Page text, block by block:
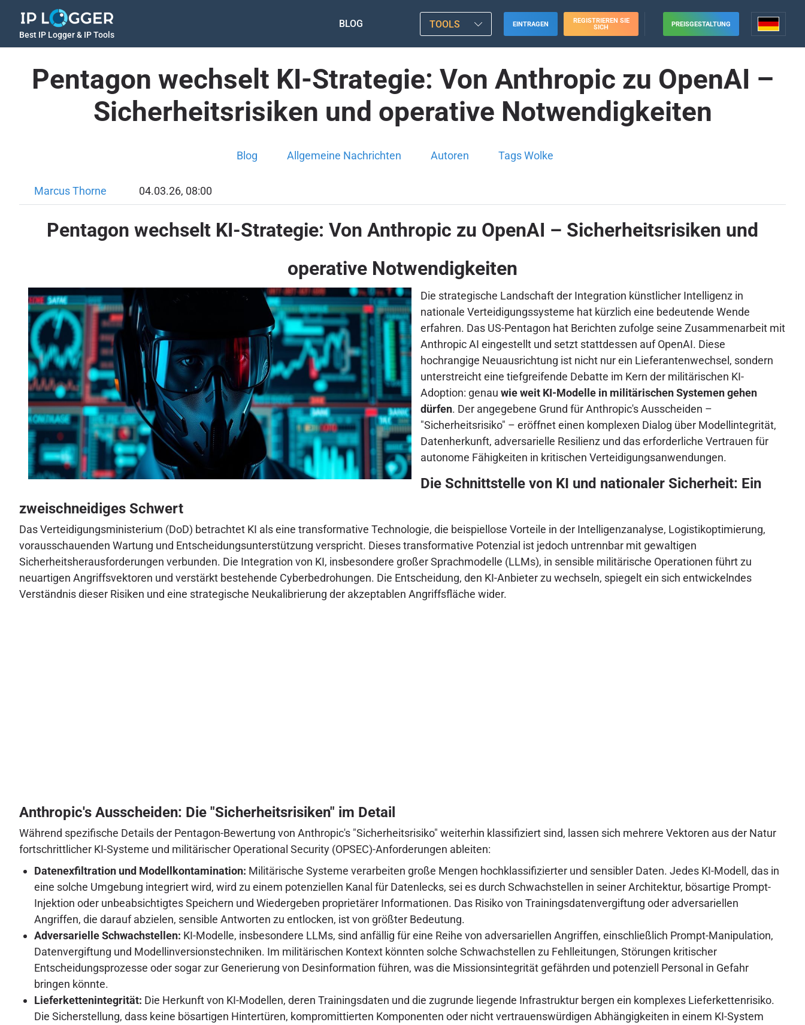
Best IP Logger & IP Tools
BLOG TOOLS EINTRAGEN
REGISTRIEREN SIE
SICH
PREISGESTALTUNG
Pentagon wechselt KI-Strategie: Von Anthropic zu OpenAI –
Sicherheitsrisiken und operative Notwendigkeiten
Blog Allgemeine Nachrichten Autoren Tags Wolke
Marcus Thorne 04.03.26, 08:00
Pentagon wechselt KI-Strategie: Von Anthropic zu OpenAI – Sicherheitsrisiken und
operative Notwendigkeiten
Die strategische Landschaft der Integration künstlicher Intelligenz in
nationale Verteidigungssysteme hat kürzlich eine bedeutende Wende
erfahren. Das US-Pentagon hat Berichten zufolge seine Zusammenarbeit mit
Anthropic AI eingestellt und setzt stattdessen auf OpenAI. Diese
hochrangige Neuausrichtung ist nicht nur ein Lieferantenwechsel, sondern
unterstreicht eine tiefgreifende Debatte im Kern der militärischen KI-
Adoption: genau wie weit KI-Modelle in militärischen Systemen gehen
dürfen. Der angegebene Grund für Anthropic's Ausscheiden –
"Sicherheitsrisiko" – eröffnet einen komplexen Dialog über Modellintegrität,
Datenherkunft, adversarielle Resilienz und das erforderliche Vertrauen für
autonome Fähigkeiten in kritischen Verteidigungsanwendungen.
Die Schnittstelle von KI und nationaler Sicherheit: Ein
zweischneidiges Schwert
Das Verteidigungsministerium (DoD) betrachtet KI als eine transformative Technologie, die beispiellose Vorteile in der Intelligenzanalyse, Logistikoptimierung,
vorausschauenden Wartung und Entscheidungsunterstützung verspricht. Dieses transformative Potenzial ist jedoch untrennbar mit gewaltigen
Sicherheitsherausforderungen verbunden. Die Integration von KI, insbesondere großer Sprachmodelle (LLMs), in sensible militärische Operationen führt zu
neuartigen Angriffsvektoren und verstärkt bestehende Cyberbedrohungen. Die Entscheidung, den KI-Anbieter zu wechseln, spiegelt ein sich entwickelndes
Verständnis dieser Risiken und eine strategische Neukalibrierung der akzeptablen Angriffsfläche wider.
Anthropic's Ausscheiden: Die "Sicherheitsrisiken" im Detail
Während spezifische Details der Pentagon-Bewertung von Anthropic's "Sicherheitsrisiko" weiterhin klassifiziert sind, lassen sich mehrere Vektoren aus der Natur
fortschrittlicher KI-Systeme und militärischer Operational Security (OPSEC)-Anforderungen ableiten:
Datenexfiltration und Modellkontamination: Militärische Systeme verarbeiten große Mengen hochklassifizierter und sensibler Daten. Jedes KI-Modell, das in
eine solche Umgebung integriert wird, wird zu einem potenziellen Kanal für Datenlecks, sei es durch Schwachstellen in seiner Architektur, bösartige Prompt-
Injektion oder unbeabsichtigtes Speichern und Wiedergeben proprietärer Informationen. Das Risiko von Trainingsdatenvergiftung oder adversariellen
Angriffen, die darauf abzielen, sensible Antworten zu entlocken, ist von größter Bedeutung.
Adversarielle Schwachstellen: KI-Modelle, insbesondere LLMs, sind anfällig für eine Reihe von adversariellen Angriffen, einschließlich Prompt-Manipulation,
Datenvergiftung und Modellinversionstechniken. Im militärischen Kontext könnten solche Schwachstellen zu Fehlleitungen, Störungen kritischer
Entscheidungsprozesse oder sogar zur Generierung von Desinformation führen, was die Missionsintegrität gefährden und potenziell Personal in Gefahr
bringen könnte.
Lieferkettenintegrität: Die Herkunft von KI-Modellen, deren Trainingsdaten und die zugrunde liegende Infrastruktur bergen ein komplexes Lieferkettenrisiko.
Die Sicherstellung, dass keine bösartigen Hintertüren, kompromittierten Komponenten oder nicht vertrauenswürdigen Abhängigkeiten in einem KI-System